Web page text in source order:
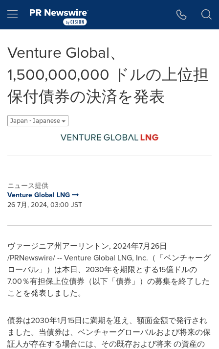
Hamburger menu
Venture Global、
1,500,000,000 ドルの上位担
保付債券の決済を発表
Japan - Japanese
ニュース提供
Venture Global LNG
26 7月, 2024, 03:00 JST
ヴァージニア州アーリントン, 2024年7月26日
/PRNewswire/ -- Venture Global LNG, Inc.（「ベンチャーグ
ローバル」）は本日、2030年を期限とする15億ドルの
7.00％有担保上位債券（以下「債券」）の募集を終了した
ことを発表しました。
債券は2030年1月15日に満期を迎え、額面金額で発行され
ました。当債券は、ベンチャーグローバルおよび将来の保
証人が存在する場合には、その既存および将来 の資産の